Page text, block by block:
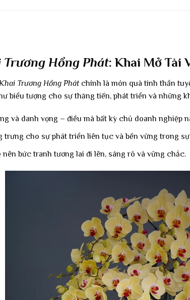
Trương Hồng Phát: Khai Mở Tài
Khai Trương Hồng Phátchính là món quà tinh thần
biểu tượng cho sự thăng tiến, phát triển và những
và danh vọng – điều mà bất kỳ chủ doanh nghiệp
trưng cho sự phát triển liên tục và bền vững trong
bức tranh tương lai đi lên, sáng rõ và vững chắc.